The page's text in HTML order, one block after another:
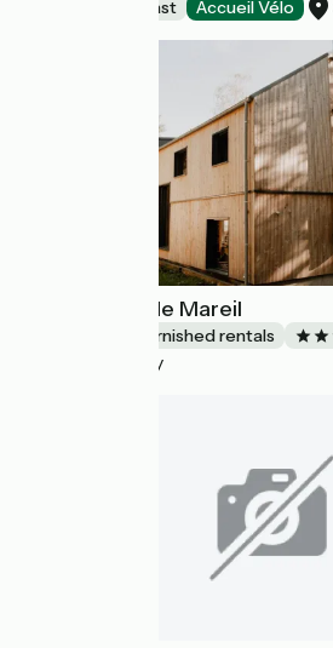
Bed and breakfast Accueil Vélo
La Canopée de Mareil
Lodgings and furnished rentals
Mareil-Marly